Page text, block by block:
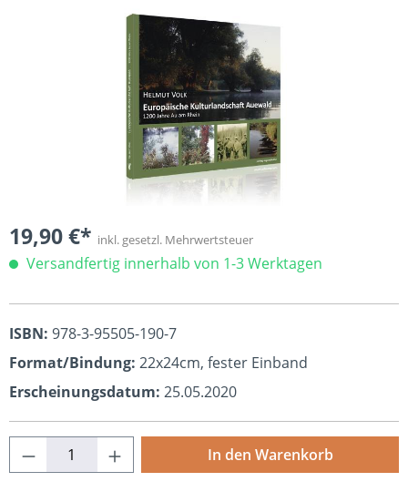
Bildergalerie überspringen
19,90 €* inkl. gesetzl. Mehrwertsteuer
Versandfertig innerhalb von 1-3 Werktagen
ISBN: 978-3-95505-190-7
Format/Bindung: 22x24cm, fester Einband
Erscheinungsdatum: 25.05.2020
Produkt Anzahl: Gib den gewünschten
In den Warenkorb